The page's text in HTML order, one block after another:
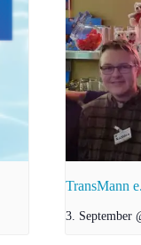
TransMann
3. September